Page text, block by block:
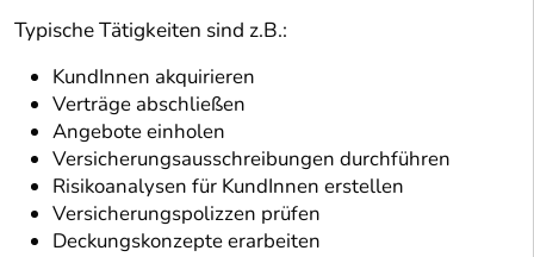
Typische Tätigkeiten sind z.B.:
KundInnen akquirieren
Verträge abschließen
Angebote einholen
Versicherungsausschreibungen durchführen
Risikoanalysen für KundInnen erstellen
Versicherungspolizzen prüfen
Deckungskonzepte erarbeiten